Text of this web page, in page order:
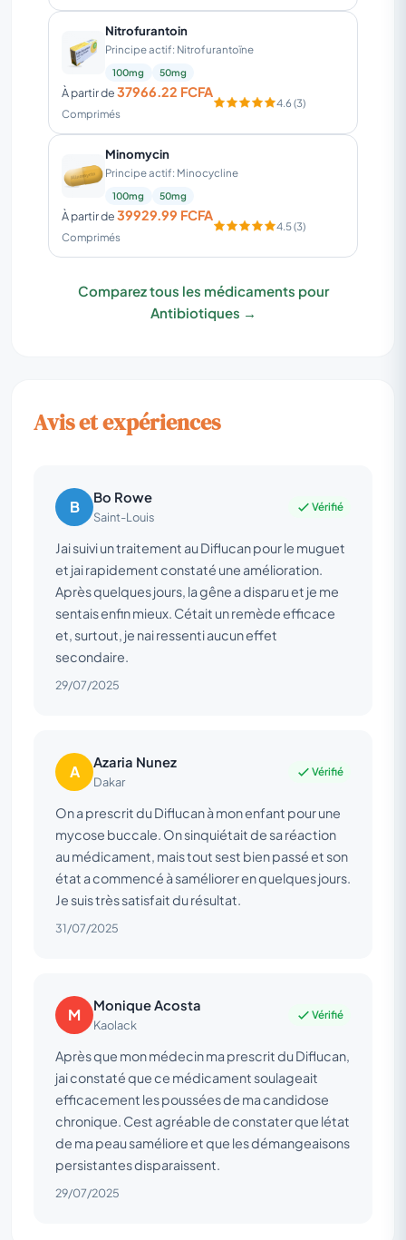
Nitrofurantoin
Principe actif: Nitrofurantoïne
100mg 50mg
À partir de37966.22 FCFA
Comprimés
4.6 (3)
Minomycin
Principe actif: Minocycline
100mg 50mg
À partir de39929.99 FCFA
Comprimés
4.5 (3)
Comparez tous les médicaments pour
Antibiotiques →
Avis et expériences
B Bo Rowe
Saint-Louis
Vérifié
Jai suivi un traitement au Diflucan pour le muguet
et jai rapidement constaté une amélioration.
Après quelques jours, la gêne a disparu et je me
sentais enfin mieux. Cétait un remède efficace
et, surtout, je nai ressenti aucun effet
secondaire.
29/07/2025
A Azaria Nunez
Dakar
Vérifié
On a prescrit du Diflucan à mon enfant pour une
mycose buccale. On sinquiétait de sa réaction
au médicament, mais tout sest bien passé et son
état a commencé à saméliorer en quelques jours.
Je suis très satisfait du résultat.
31/07/2025
M Monique Acosta
Kaolack
Vérifié
Après que mon médecin ma prescrit du Diflucan,
jai constaté que ce médicament soulageait
efficacement les poussées de ma candidose
chronique. Cest agréable de constater que létat
de ma peau saméliore et que les démangeaisons
persistantes disparaissent.
29/07/2025